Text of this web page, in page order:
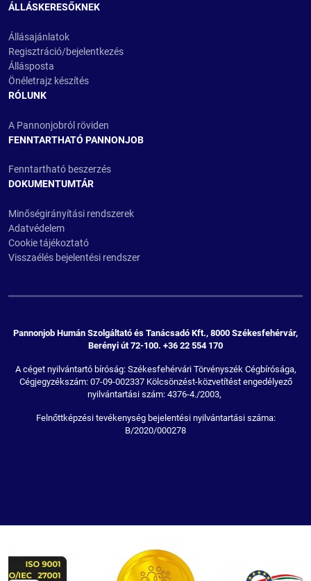
ÁLLÁSKERESŐKNEK
Állásajánlatok
Regisztráció/bejelentkezés
Állásposta
Önéletrajz készítés
RÓLUNK
A Pannonjobról röviden
FENNTARTHATÓ PANNONJOB
Fenntartható beszerzés
DOKUMENTUMTÁR
Minőségirányítási rendszerek
Adatvédelem
Cookie tájékoztató
Visszaélés bejelentési rendszer
Pannonjob Humán Szolgáltató és Tanácsadó Kft., 8000 Székesfehérvár,
Berényi út 72-100. +36 22 554 170
A céget nyilvántartó bíróság: Székesfehérvári Törvényszék Cégbírósága,
Cégjegyzékszám: 07-09-002337 Kölcsönzést-közvetítést engedélyező
nyilvántartási szám: 4376-4./2003,
Felnőttképzési tevékenység bejelentési nyilvántartási száma:
B/2020/000278